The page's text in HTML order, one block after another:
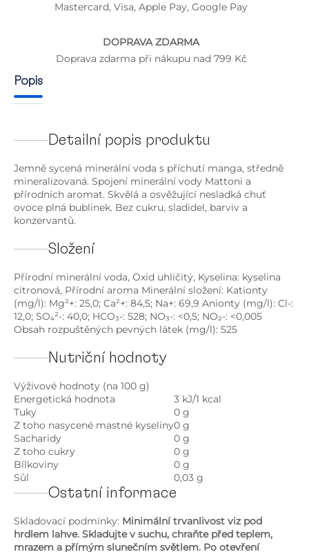
Mastercard, Visa, Apple Pay, Google Pay
DOPRAVA ZDARMA
Doprava zdarma při nákupu nad 799 Kč
Popis
Detailní popis produktu
Jemně sycená minerální voda s příchutí manga, středně
mineralizovaná. Spojení minerální vody Mattoni a
přírodních aromat. Skvělá a osvěžující nesladká chuť
ovoce plná bublinek. Bez cukru, sladidel, barviv a
konzervantů.
Složení
Přírodní minerální voda, Oxid uhličitý, Kyselina: kyselina
citronová, Přírodní aroma Minerální složení: Kationty
(mg/l): Mg²+: 25,0; Ca²+: 84,5; Na+: 69,9 Anionty (mg/l): Cl-:
12,0; SO₄²-: 40,0; HCO₃-: 528; NO₃-: <0,5; NO₂-: <0,005
Obsah rozpuštěných pevných látek (mg/l): 525
Nutriční hodnoty
Výživové hodnoty (na 100 g)
Energetická hodnota
3 kJ/1 kcal
Tuky
0 g
Z toho nasycené mastné kyseliny0 g
Sacharidy
0 g
Z toho cukry
0 g
Bílkoviny
0 g
Sůl
0,03 g
Ostatní informace
Skladovací podmínky: Minimální trvanlivost viz pod
hrdlem lahve. Skladujte v suchu, chraňte před teplem,
mrazem a přímým slunečním světlem. Po otevření